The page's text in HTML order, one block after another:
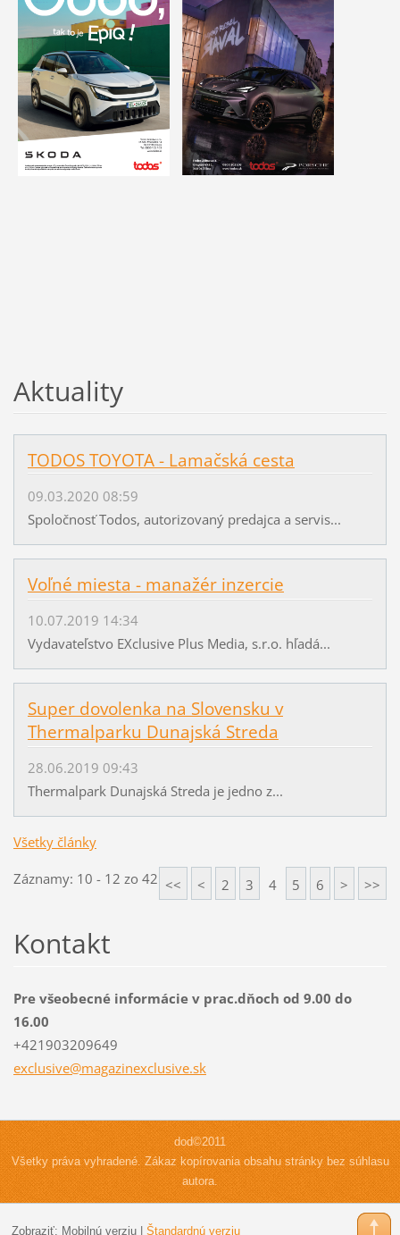
Aktuality
TODOS TOYOTA - Lamačská cesta
09.03.2020 08:59
Spoločnosť Todos, autorizovaný predajca a servis...
Voľné miesta - manažér inzercie
10.07.2019 14:34
Vydavateľstvo EXclusive Plus Media, s.r.o. hľadá...
Super dovolenka na Slovensku v
Thermalparku Dunajská Streda
28.06.2019 09:43
Thermalpark Dunajská Streda je jedno z...
Všetky články
Záznamy: 10 - 12 zo 42 << < 2 3 4 5 6 > >>
Kontakt
Pre všeobecné informácie v prac.dňoch od 9.00 do
16.00
+421903209649
exclusive@magazinexclusive.sk
dod©2011
Všetky práva vyhradené. Zákaz kopírovania obsahu stránky bez súhlasu
autora.
Zobraziť: Mobilnú verziu| Štandardnú verziu